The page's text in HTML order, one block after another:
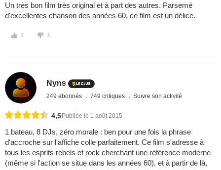
Un très bon film très original et à part des autres. Parsemé
d'excellentes chanson des années 60, ce film est un délice.
1 1
Nyns
249 abonnés 749 critiques Suivre son activité
4,5 Publiée le 1 août 2015
1 bateau, 8 DJs, zéro morale : ben pour une fois la phrase
d'accroche sur l'affiche colle parfaitement. Ce film s'adresse à
tous les esprits rebels et rock cherchant une référence moderne
(même si l'action se situe dans les années 60), et à partir de là,